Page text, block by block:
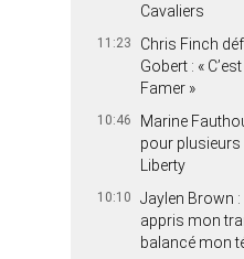
Cavaliers
11:23
Chris Finch
Gobert : «
Famer »
10:46
Marine
pour plusieurs
Liberty
10:10
Jaylen Brown :
appris mon
balancé mon